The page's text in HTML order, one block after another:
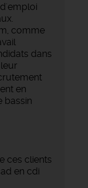
comme
dans
en
bassin
ces clients
en cdi